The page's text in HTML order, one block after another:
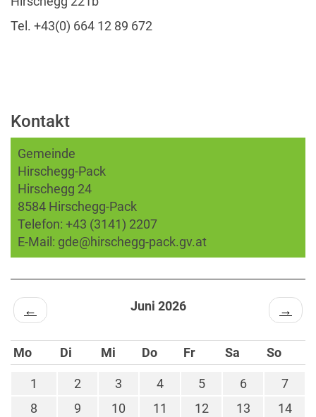
Tel. +43(0) 664 12 89 672
Kontakt
Gemeinde
Hirschegg-Pack
Hirschegg 24
8584 Hirschegg-Pack
Telefon: +43 (3141) 2207
E-Mail: gde@hirschegg-pack.gv.at
← Juni 2026 →
Mo Di Mi Do Fr Sa So
1 2 3 4 5 6
7
8
9 10 11 12 13
14